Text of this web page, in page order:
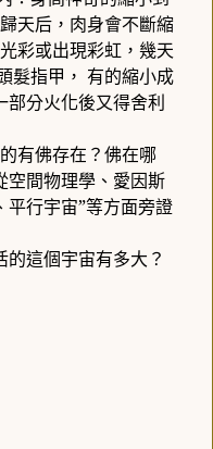
天后，肉身會不斷縮
彩或出現彩虹，幾天
髮指甲， 有的縮小成
部分火化後又得舍利
有佛存在？佛在哪
空間物理學、愛因斯
行宇宙”等方面旁證
這個宇宙有多大？